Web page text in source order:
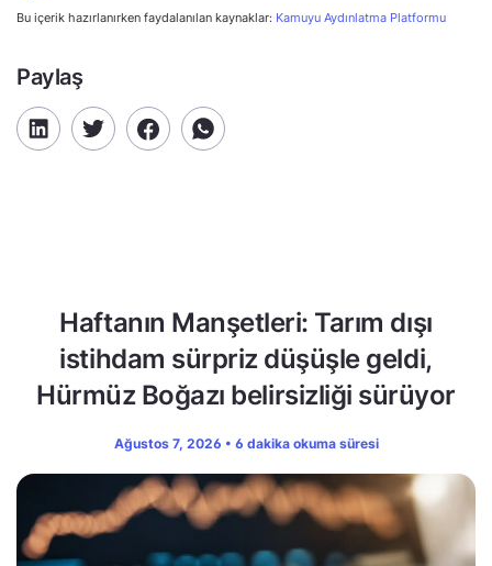
Bu içerik hazırlanırken faydalanılan kaynaklar: Kamuyu Aydınlatma Platformu
Paylaş
Haftanın Manşetleri: Tarım dışı
istihdam sürpriz düşüşle geldi,
Hürmüz Boğazı belirsizliği sürüyor
Ağustos 7, 2026 • 6 dakika okuma süresi